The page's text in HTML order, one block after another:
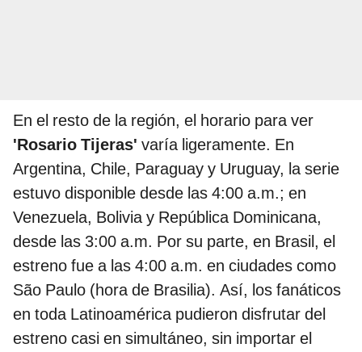
En el resto de la región, el horario para ver
'Rosario Tijeras' varía ligeramente. En
Argentina, Chile, Paraguay y Uruguay, la serie
estuvo disponible desde las 4:00 a.m.; en
Venezuela, Bolivia y República Dominicana,
desde las 3:00 a.m. Por su parte, en Brasil, el
estreno fue a las 4:00 a.m. en ciudades como
São Paulo (hora de Brasilia). Así, los fanáticos
en toda Latinoamérica pudieron disfrutar del
estreno casi en simultáneo, sin importar el